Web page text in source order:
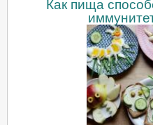
Как пища